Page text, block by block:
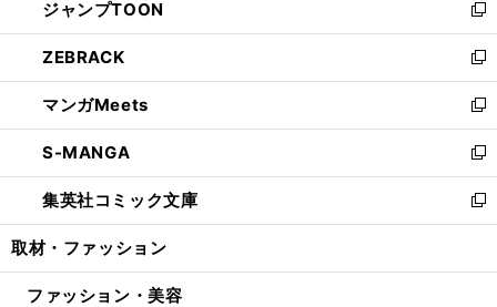
く
で
開
く
ド
ウ
で
開
く
ィ
ン
ド
ウ
で
開
く
い
ウ
ィ
ン
ド
ウ
で
開
く
ジャンプTOON
新
し
い
ウ
ィ
ン
ド
ウ
で
開
ZEBRACK
新
し
い
ウ
ィ
ン
ド
ウ
開
マンガMeets
新
し
い
ウ
ィ
ン
ウ
S-MANGA
新
し
い
ウ
ン
集英社コミック文庫
新
し
ウ
取材・ファッション
ファッション・美容